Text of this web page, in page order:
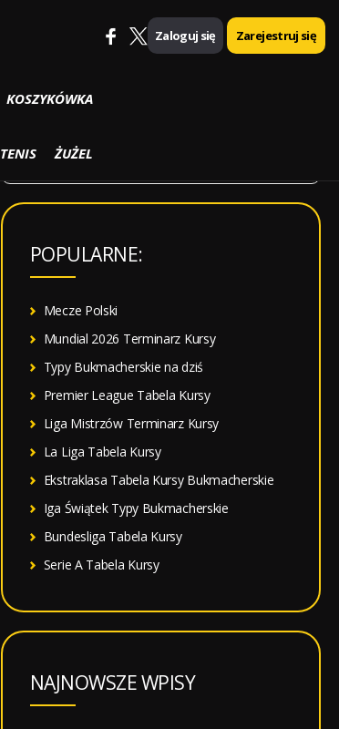
KOSZYKÓWKA
TENIS ŻUŻEL
Zaloguj się Zarejestruj się
SZUKAJ
k
POPULARNE:
Mecze Polski
Mundial 2026 Terminarz Kursy
Typy Bukmacherskie na dziś
Premier League Tabela Kursy
Liga Mistrzów Terminarz Kursy
La Liga Tabela Kursy
Ekstraklasa Tabela Kursy Bukmacherskie
Iga Świątek Typy Bukmacherskie
Bundesliga Tabela Kursy
Serie A Tabela Kursy
NAJNOWSZE WPISY